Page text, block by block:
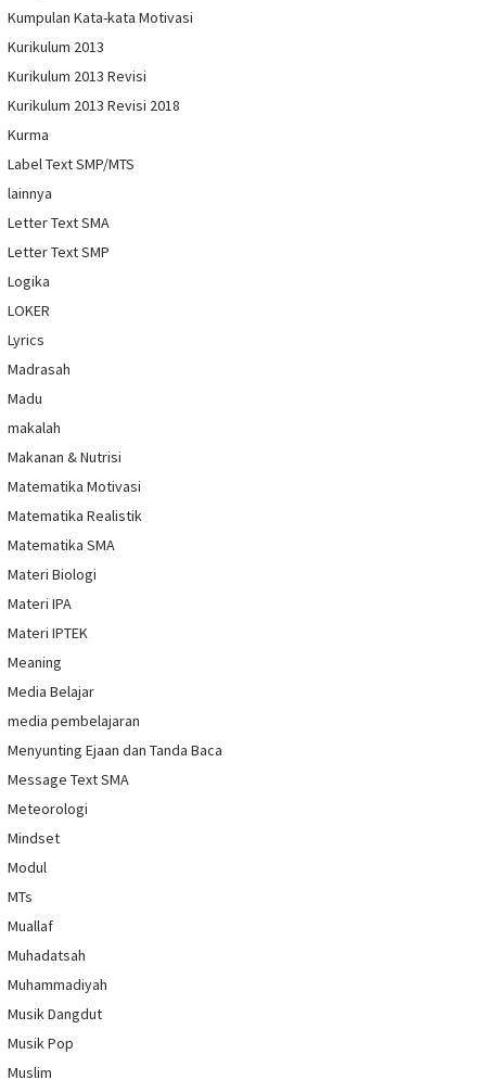
Kumpulan Kata-kata Motivasi
Kurikulum 2013
Kurikulum 2013 Revisi
Kurikulum 2013 Revisi 2018
Kurma
Label Text SMP/MTS
lainnya
Letter Text SMA
Letter Text SMP
Logika
LOKER
Lyrics
Madrasah
Madu
makalah
Makanan & Nutrisi
Matematika Motivasi
Matematika Realistik
Matematika SMA
Materi Biologi
Materi IPA
Materi IPTEK
Meaning
Media Belajar
media pembelajaran
Menyunting Ejaan dan Tanda Baca
Message Text SMA
Meteorologi
Mindset
Modul
MTs
Muallaf
Muhadatsah
Muhammadiyah
Musik Dangdut
Musik Pop
Muslim